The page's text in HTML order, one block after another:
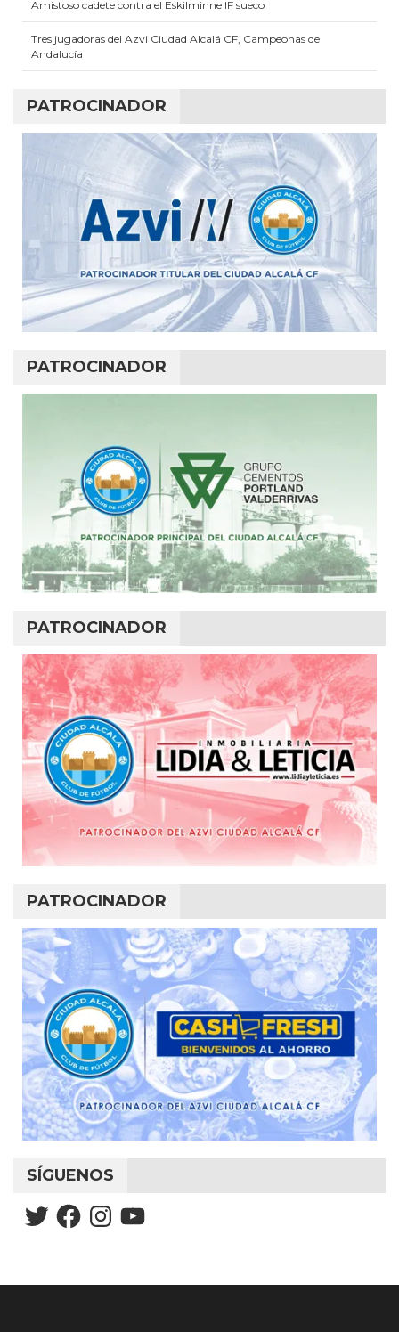
Amistoso cadete contra el Eskilminne IF sueco
Tres jugadoras del Azvi Ciudad Alcalá CF, Campeonas de
Andalucía
PATROCINADOR
PATROCINADOR
PATROCINADOR
PATROCINADOR
SÍGUENOS
TwitterFacebookInstagramYouTube